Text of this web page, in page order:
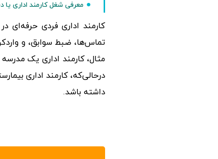
معرفی شغل کارمند اداری یا
کارمند اداری فردی حرفه‌ای
تماس‌ها، ضبط سوابق، و
مثال، کارمند اداری یک
درحالی‌که، کارمند اداری
داشته باشد.